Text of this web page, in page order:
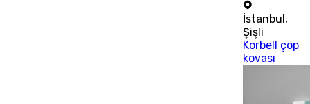
İstanbul,
Şişli
Korbell çöp
kovası